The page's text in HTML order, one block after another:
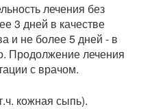
лечения без
3 дней в качестве
и не более 5 дней - в
Продолжение лечения
с врачом.
кожная сыпь).